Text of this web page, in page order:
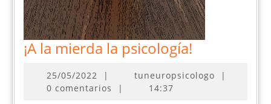
¡A la mierda la psicología!
mierda
25/05/2022 25/05/2022
| tuneuropsicologo
|
0 comentarios
| 14:37